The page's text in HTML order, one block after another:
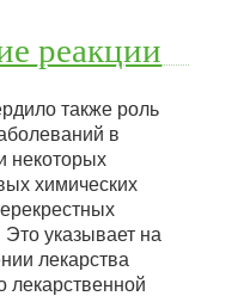
реакции
также роль
в
некоторых
химических
указывает на
лекарства
лекарственной